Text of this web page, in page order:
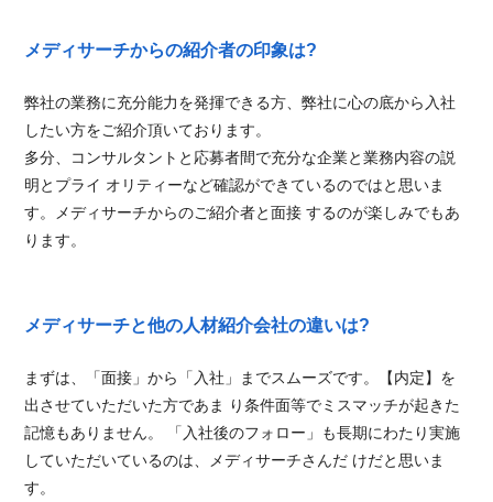
メディサーチからの紹介者の印象は?
弊社の業務に充分能力を発揮できる方、弊社に心の底から入社
したい方をご紹介頂いております。
多分、コンサルタントと応募者間で充分な企業と業務内容の説
明とプライ オリティーなど確認ができているのではと思いま
す。メディサーチからのご紹介者と面接 するのが楽しみでもあ
ります。
メディサーチと他の人材紹介会社の違いは?
まずは、「面接」から「入社」までスムーズです。【内定】を
出させていただいた方であま り条件面等でミスマッチが起きた
記憶もありません。 「入社後のフォロー」も長期にわたり実施
していただいているのは、メディサーチさんだ けだと思いま
す。